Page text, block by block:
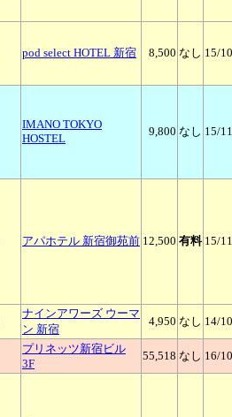
pod select HOTEL 新宿 8,500 なし 15/10
IMANO TOKYO
HOSTEL
9,800 なし 15/11
アパホテル 新宿御苑前 12,500 有料 15/11
ナインアワーズ ウーマ
ン 新宿
4,950 なし 14/10
プリネッツ新宿ビル
3F
55,518 なし 16/10